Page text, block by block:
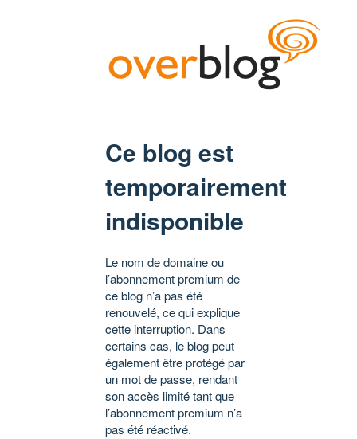
Ce blog est
temporairement
indisponible
Le nom de domaine ou
l’abonnement premium de
ce blog n’a pas été
renouvelé, ce qui explique
cette interruption. Dans
certains cas, le blog peut
également être protégé par
un mot de passe, rendant
son accès limité tant que
l’abonnement premium n’a
pas été réactivé.